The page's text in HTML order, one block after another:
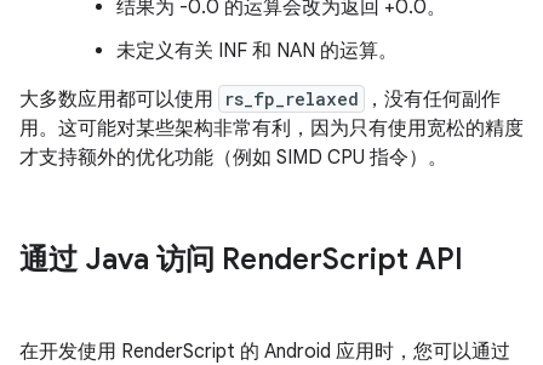
结果为 -0.0 的运算会改为返回 +0.0。
未定义有关 INF 和 NAN 的运算。
大多数应用都可以使用
rs_fp_relaxed
，没有任何副作
用。这可能对某些架构非常有利，因为只有使用宽松的精度
才支持额外的优化功能（例如 SIMD CPU 指令）。
通过 Java 访问 RenderScript API
在开发使用 RenderScript 的 Android 应用时，您可以通过